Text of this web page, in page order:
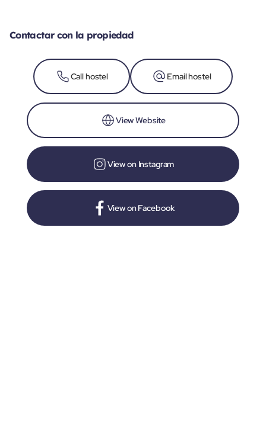
Contactar con la propiedad
Call hostel Email hostel
View Website
View on Instagram
View on Facebook